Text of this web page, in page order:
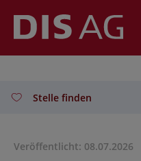
Stelle finden
Veröffentlicht: 08.07.2026